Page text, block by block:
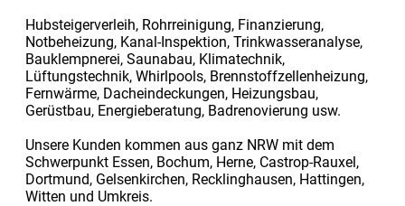
Hubsteigerverleih, Rohrreinigung, Finanzierung,
Notbeheizung, Kanal-Inspektion, Trinkwasseranalyse,
Bauklempnerei, Saunabau, Klimatechnik,
Lüftungstechnik, Whirlpools, Brennstoffzellenheizung,
Fernwärme, Dacheindeckungen, Heizungsbau,
Gerüstbau, Energieberatung, Badrenovierung usw.
Unsere Kunden kommen aus ganz NRW mit dem
Schwerpunkt Essen, Bochum, Herne, Castrop-Rauxel,
Dortmund, Gelsenkirchen, Recklinghausen, Hattingen,
Witten und Umkreis.